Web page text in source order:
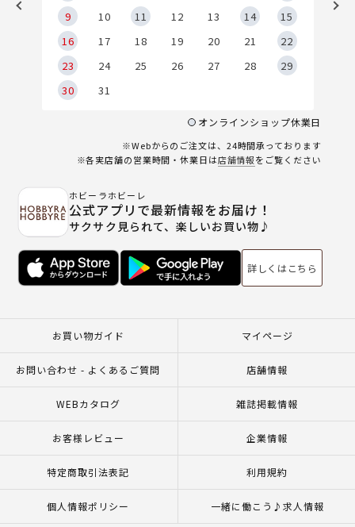
9
10 11 12 13 14
15
16
17 18 19 20 21
22
23
24 25 26 27 28
29
30
31
オンラインショップ休業日
※Webからのご注文は、24時間承っております
※各実店舗の営業時間・休業日は店舗情報をご覧ください
ホビーラホビーレ
公式アプリで最新情報をお届け！
サクサク見られて、楽しいお買い物♪
詳しくはこちら
お買い物ガイド マイページ
お問い合わせ - よくあるご質問 店舗情報
WEBカタログ 雑誌掲載情報
お客様レビュー 企業情報
特定商取引法表記 利用規約
個人情報ポリシー 一緒に働こう♪求人情報